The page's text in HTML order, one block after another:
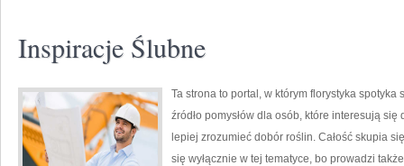
Inspiracje Ślubne
Ta strona to portal, w którym florystyka
źródło pomysłów dla osób, które interesują
lepiej zrozumieć dobór roślin. Całość skupia
się wyłącznie w tej tematyce, bo prowadzi